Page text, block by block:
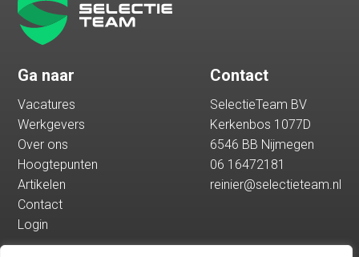
Over ons
Hoogtepunten
Artikelen
Contact
Login
Ga naar
Vacatures
Werkgevers
Over ons
Hoogtepunten
Artikelen
Contact
Login
Contact
SelectieTeam BV
Kerkenbos 1077D
6546 BB Nijmegen
06 16472181
reinier@selectieteam.nl